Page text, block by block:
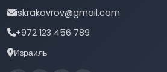
iskrakovrov@gmail.com
+972 123 456 789
Израиль